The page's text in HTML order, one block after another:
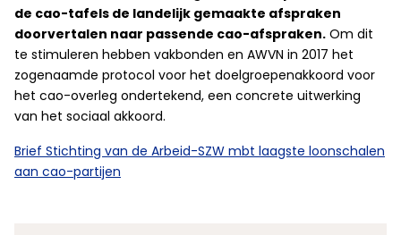
de cao-tafels de landelijk gemaakte afspraken
doorvertalen naar passende cao-afspraken. Om dit
te stimuleren hebben vakbonden en AWVN in 2017 het
zogenaamde protocol voor het doelgroepenakkoord voor
het cao-overleg ondertekend, een concrete uitwerking
van het sociaal akkoord.
Brief Stichting van de Arbeid-SZW mbt laagste loonschalen
aan cao-partijen